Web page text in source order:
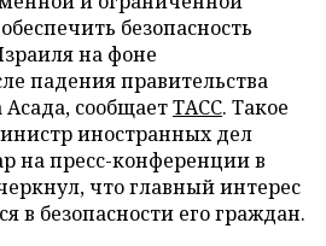
безопасность
на фоне
падения правительства
сообщаетТАСС. Такое
иностранных дел
на пресс-конференции в
что главный интерес
в безопасности его граждан.